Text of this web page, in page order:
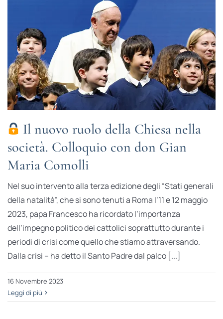
Il nuovo ruolo della Chiesa nella
società. Colloquio con don Gian
Maria Comolli
Nel suo intervento alla terza edizione degli “Stati generali
della natalità”, che si sono tenuti a Roma l’11 e 12 maggio
2023, papa Francesco ha ricordato l’importanza
dell’impegno politico dei cattolici soprattutto durante i
periodi di crisi come quello che stiamo attraversando.
Dalla crisi – ha detto il Santo Padre dal palco [...]
16 Novembre 2023
Leggi di più